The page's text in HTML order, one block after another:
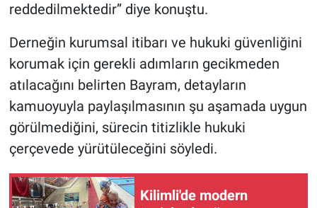
reddedilmektedir” diye konuştu.
Derneğin kurumsal itibarı ve hukuki güvenliğini
korumak için gerekli adımların gecikmeden
atılacağını belirten Bayram, detayların
kamuoyuyla paylaşılmasının şu aşamada uygun
görülmediğini, sürecin titizlikle hukuki
çerçevede yürütüleceğini söyledi.
Kilimli'de modern